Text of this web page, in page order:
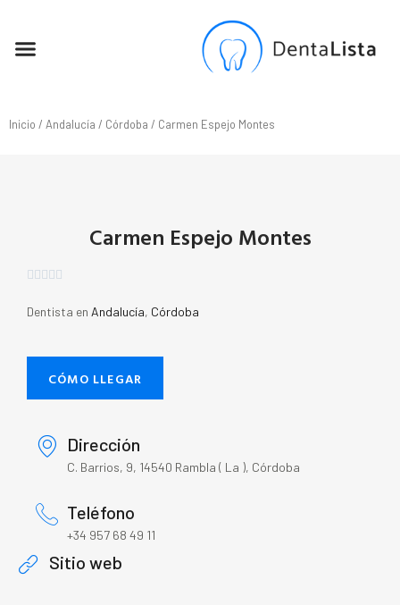
Inicio / Andalucía / Córdoba / Carmen Espejo Montes
Carmen Espejo Montes
    
Dentista en Andalucía, Córdoba
CÓMO LLEGAR
Dirección
C. Barrios, 9, 14540 Rambla ( La ), Córdoba
Teléfono
+34 957 68 49 11
Sitio web